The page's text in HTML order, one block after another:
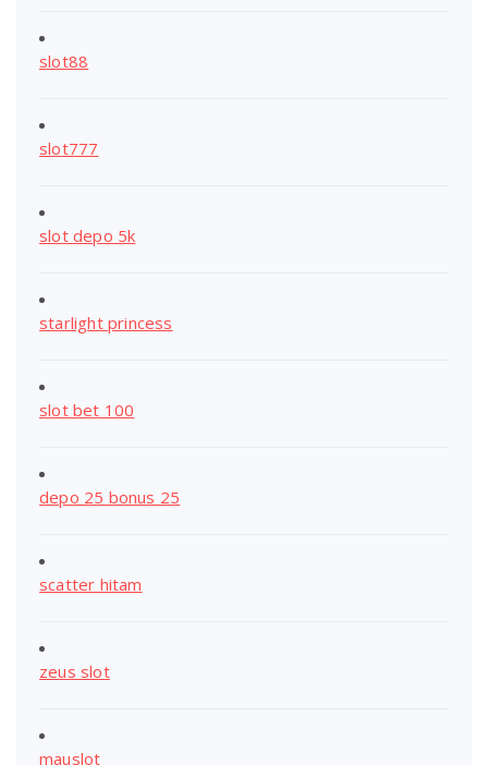
slot88
slot777
slot depo 5k
starlight princess
slot bet 100
depo 25 bonus 25
scatter hitam
zeus slot
mauslot